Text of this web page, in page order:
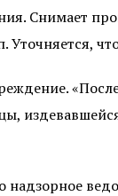
Снимает
Уточняется,
надзорное